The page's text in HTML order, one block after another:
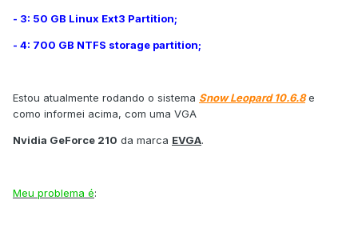
- 3: 50 GB Linux Ext3 Partition;
- 4: 700 GB NTFS storage partition;
Estou atualmente rodando o sistema Snow Leopard 10.6.8e
como informei acima, com uma VGA
Nvidia GeForce 210 da marca EVGA.
Meu problema é: